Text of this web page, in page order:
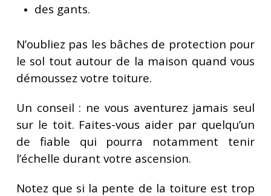
des gants.
N’oubliez pas les bâches de protection pour
le sol tout autour de la maison quand vous
démoussez votre toiture.
Un conseil : ne vous aventurez jamais seul
sur le toit. Faites-vous aider par quelqu’un
de fiable qui pourra notamment tenir
l’échelle durant votre ascension.
Notez que si la pente de la toiture est trop